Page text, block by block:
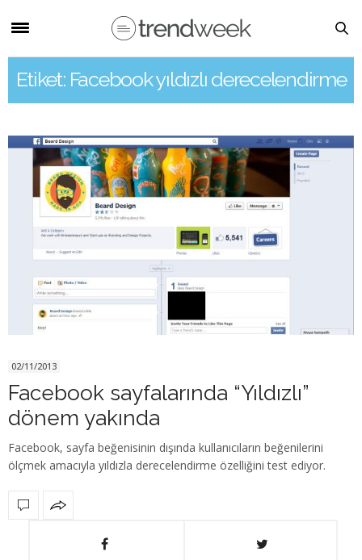
Etiket: Facebook yıldızlı derecelendirme
02/11/2013
Facebook sayfalarında “Yıldızlı”
dönem yakında
Facebook, sayfa beğenisinin dışında kullanıcıların beğenilerini
ölçmek amacıyla yıldızla derecelendirme özelliğini test ediyor.